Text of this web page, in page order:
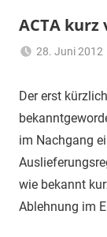
ACTA
28. Juni 2012
Der erst
im Nachgang
wie bekannt
Ablehnung im